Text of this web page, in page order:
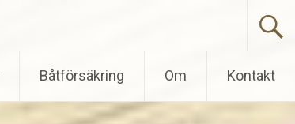
Båtförsäkring Om Kontakt